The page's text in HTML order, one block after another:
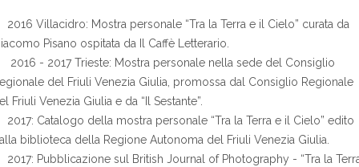
2016 Villacidro: Mostra personale “Tra la Terra e il Cielo” curata da
Pisano ospitata da Il Caffè Letterario.
2016 - 2017 Trieste: Mostra personale nella sede del Consiglio
del Friuli Venezia Giulia, promossa dal Consiglio Regionale
Friuli Venezia Giulia e da “Il Sestante”.
2017: Catalogo della mostra personale “Tra la Terra e il Cielo” edito
biblioteca della Regione Autonoma del Friuli Venezia Giulia.
2017: Pubblicazione sul British Journal of Photography - “Tra la